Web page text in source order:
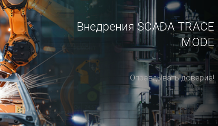
Внедрения SCADA TRACE
MODE
Оправдывать доверие!